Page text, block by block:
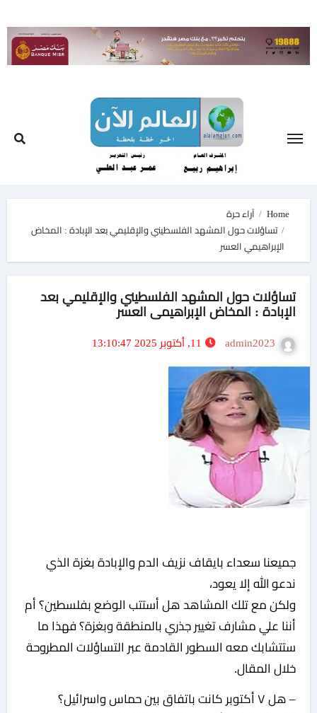
to
content
Home
آراء حرة
تساؤلات حول المشهد الفلسطيني والإقليمي بعد الإبادة : المخاض
الإبراهيمي العسر
تساؤلات حول المشهد الفلسطيني والإقليمي بعد
الإبادة : المخاض الإبراهيمي العسر
admin2023
جميعنا سعداء بايقاف نزيف الدم والإبادة بغزة الذي
ندعو الله إلا يعود،
ولكن مع تلك المشاهد هل أستتب الوضع بفلسطين؟ أم
أننا علي مشارف تغيير جذري بالمنطقة وبغزة؟ فهذا ما
ستتشابك معه السطور القادمة عبر التساؤلات المطروحة
خلال المقال.
– هل ٧ أكتوبر كانت باتفاق بين حماس واسرائيل؟